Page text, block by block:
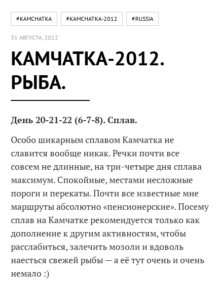
#KAMCHATKA #KAMCHATKA-2012 #RUSSIA
31 АВГУСТА, 2012
КАМЧАТКА-2012.
РЫБА.
День 20-21-22 (6-7-8). Сплав.
Особо шикарным сплавом Камчатка не
славится вообще никак. Речки почти все
совсем не длинные, на три-четыре дня сплава
максимум. Спокойные, местами несложные
пороги и перекаты. Почти все известные мне
маршруты абсолютно «пенсионерские». Посему
сплав на Камчатке рекомендуется только как
дополнение к другим активностям, чтобы
расслабиться, залечить мозоли и вдоволь
наесться свежей рыбы — а её тут очень и очень
немало :)